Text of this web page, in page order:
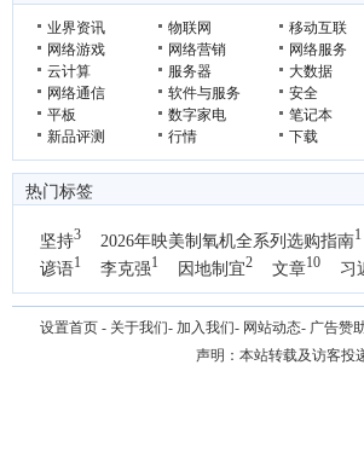
业界资讯 物联网 移动互联
网络游戏
网络营销 网络服务
云计算
服务器 大数据
网络通信
软件与服务 安全
平板
数字家电 笔记本
新品评测
行情 下载
热门标签
坚持3 2026年映美制氧机全系列选购指南1
谚语1 李克强1 因地制宜2 文章10 习
国办1
设置首页 - 关于我们- 加入我们- 网站动态- 广告赞
声明：本站转载及访客投